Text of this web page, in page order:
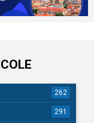
262
291